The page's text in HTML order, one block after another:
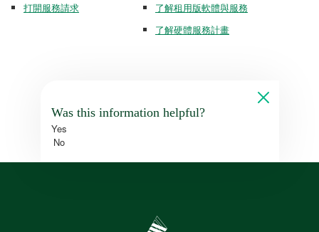
打開服務請求
了解租用版軟體與服務
了解硬體服務計畫
Was this information helpful?
Yes
No